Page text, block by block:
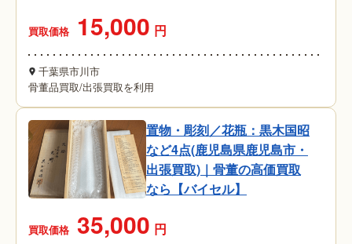
買取価格 15,000 円
千葉県市川市
骨董品買取/出張買取を利用
置物・彫刻／花瓶：黒木国昭
など4点(鹿児島県鹿児島市・
出張買取)｜骨董の高価買取
なら【バイセル】
買取価格 35,000 円